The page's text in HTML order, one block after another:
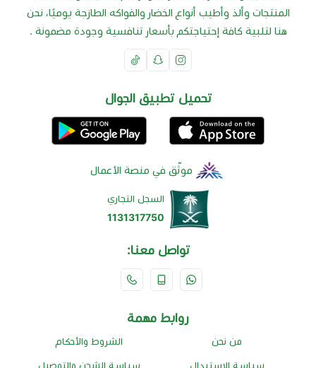
المنتجات وألذ وأطيب أنواع الخضار والفواكه الطازجة يوميًا، نحن
هنا لتلبية كافة إحتياجتكم بأسعار تنافسية وجودة مضمونة .
تحميل تطبيق الجوال
موثّق في منصة الأعمال
السجل التجاري
1131317750
تواصل معنا:
روابط مهمة
من نحن الشروط والأحكام
سياسة الإستبدال سياسة الشحن والتوصيل